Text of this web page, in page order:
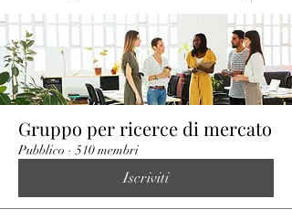
Gruppo per ricerce di mercato
Pubblico · 510 membri
Iscriviti